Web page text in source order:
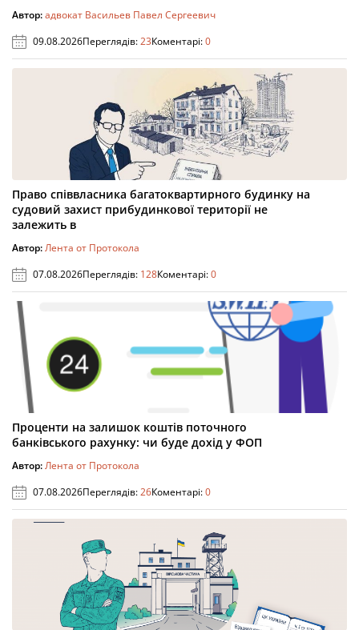
Автор:адвокат Васильев Павел Сергеевич
09.08.2026Переглядів:23Коментарі:0
Право співвласника багатоквартирного будинку на
судовий захист прибудинкової території не
залежить в
Автор:Лента от Протокола
07.08.2026Переглядів: 128Коментарі:0
Проценти на залишок коштів поточного
банківського рахунку: чи буде дохід у ФОП
Автор:Лента от Протокола
07.08.2026Переглядів:26Коментарі:0